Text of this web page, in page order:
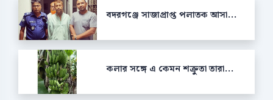
বদরগঞ্জে সাজাপ্রাপ্ত পলাতক আসা...
কলার সঙ্গে এ কেমন শক্রুতা তারা...